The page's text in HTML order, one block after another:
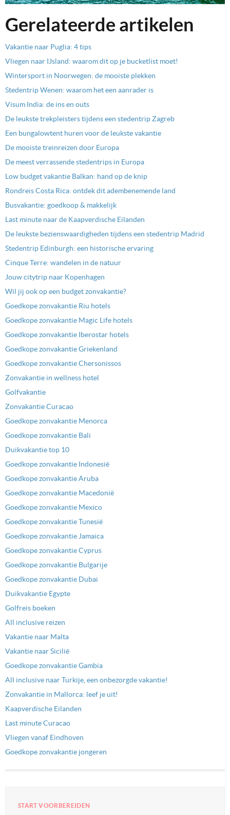
Gerelateerde artikelen
Vakantie naar Puglia: 4 tips
Vliegen naar IJsland: waarom dit op je bucketlist moet!
Wintersport in Noorwegen: de mooiste plekken
Stedentrip Wenen: waarom het een aanrader is
Visum India: de ins en outs
De leukste trekpleisters tijdens een stedentrip Zagreb
Een bungalowtent huren voor de leukste vakantie
De mooiste treinreizen door Europa
De meest verrassende stedentrips in Europa
Low budget vakantie Balkan: hand op de knip
Rondreis Costa Rica: ontdek dit adembenemende land
Busvakantie: goedkoop & makkelijk
Last minute naar de Kaapverdische Eilanden
De leukste bezienswaardigheden tijdens een stedentrip Madrid
Stedentrip Edinburgh: een historische ervaring
Cinque Terre: wandelen in de natuur
Jouw citytrip naar Kopenhagen
Wil jij ook op een budget zonvakantie?
Goedkope zonvakantie Riu hotels
Goedkope zonvakantie Magic Life hotels
Goedkope zonvakantie Iberostar hotels
Goedkope zonvakantie Griekenland
Goedkope zonvakantie Chersonissos
Zonvakantie in wellness hotel
Golfvakantie
Zonvakantie Curacao
Goedkope zonvakantie Menorca
Goedkope zonvakantie Bali
Duikvakantie top 10
Goedkope zonvakantie Indonesië
Goedkope zonvakantie Aruba
Goedkope zonvakantie Macedonië
Goedkope zonvakantie Mexico
Goedkope zonvakantie Tunesië
Goedkope zonvakantie Jamaica
Goedkope zonvakantie Cyprus
Goedkope zonvakantie Bulgarije
Goedkope zonvakantie Dubai
Duikvakantie Egypte
Golfreis boeken
All inclusive reizen
Vakantie naar Malta
Vakantie naar Sicilië
Goedkope zonvakantie Gambia
All inclusive naar Turkije, een onbezorgde vakantie!
Zonvakantie in Mallorca: leef je uit!
Kaapverdische Eilanden
Last minute Curacao
Vliegen vanaf Eindhoven
Goedkope zonvakantie jongeren
START VOORBEREIDEN